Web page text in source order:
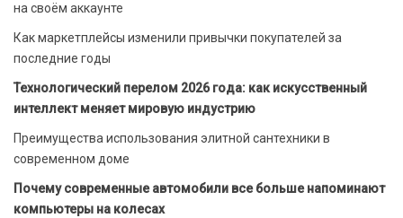
на своём аккаунте
Как маркетплейсы изменили привычки покупателей за
последние годы
Технологический перелом 2026 года: как искусственный
интеллект меняет мировую индустрию
Преимущества использования элитной сантехники в
современном доме
Почему современные автомобили все больше напоминают
компьютеры на колесах